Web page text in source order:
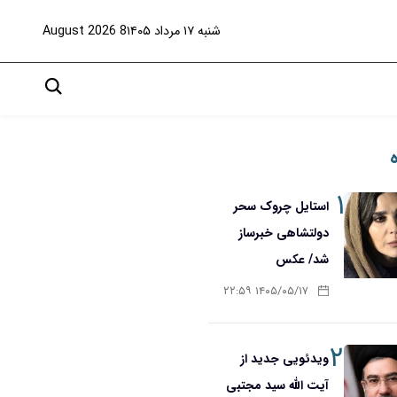
شنبه ۱۷ مرداد ۱۴۰۵ 8 August 2026
۱ استایل چروک سحر
دولتشاهی خبرساز
شد/ عکس
۱۴۰۵/۰۵/۱۷ ۲۲:۵۹
۲ویدئویی جدید از
آیت الله سید مجتبی